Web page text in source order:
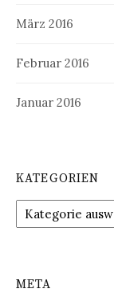
März 2016
Februar 2016
Januar 2016
KATEGORIEN
Kategorien
META